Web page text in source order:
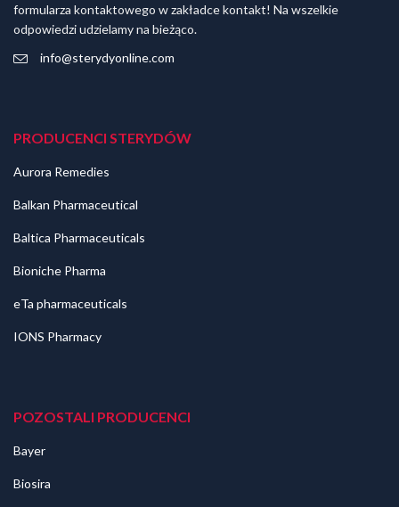
formularza kontaktowego w zakładce kontakt! Na wszelkie
odpowiedzi udzielamy na bieżąco.
info@sterydyonline.com
PRODUCENCI STERYDÓW
Aurora Remedies
Balkan Pharmaceutical
Baltica Pharmaceuticals
Bioniche Pharma
eTa pharmaceuticals
IONS Pharmacy
POZOSTALI PRODUCENCI
Bayer
Biosira